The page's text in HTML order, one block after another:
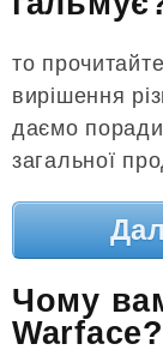
то
вирішення
даємо
загальної
Чому